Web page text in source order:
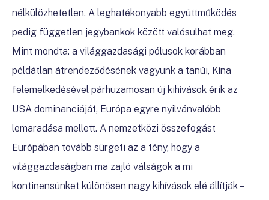
nélkülözhetetlen. A leghatékonyabb együttműködés
pedig független jegybankok között valósulhat meg.
Mint mondta: a világgazdasági pólusok korábban
példátlan átrendeződésének vagyunk a tanúi, Kína
felemelkedésével párhuzamosan új kihívások érik az
USA dominanciáját, Európa egyre nyilvánvalóbb
lemaradása mellett. A nemzetközi összefogást
Európában tovább sürgeti az a tény, hogy a
világgazdaságban ma zajló válságok a mi
kontinensünket különösen nagy kihívások elé állítják –